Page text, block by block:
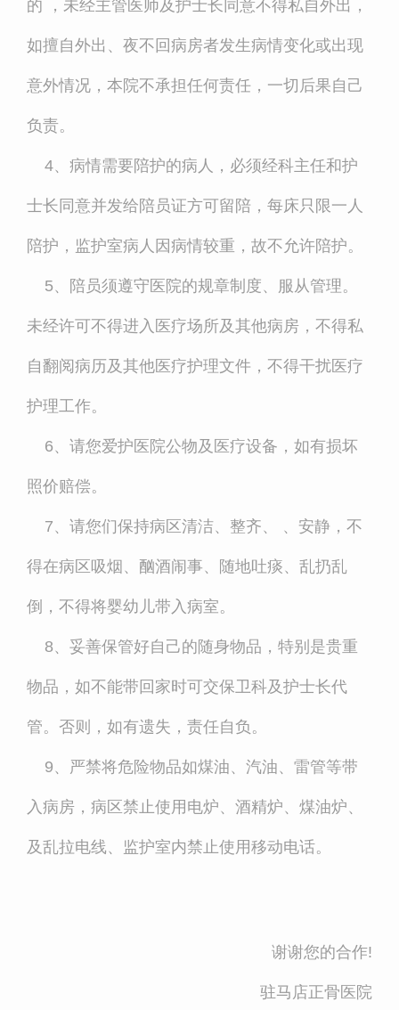
的 ，未经主管医师及护士长同意不得私自外出，
如擅自外出、夜不回病房者发生病情变化或出现
意外情况，本院不承担任何责任，一切后果自己
负责。
4、病情需要陪护的病人，必须经科主任和护
士长同意并发给陪员证方可留陪，每床只限一人
陪护，监护室病人因病情较重，故不允许陪护。
5、陪员须遵守医院的规章制度、服从管理。
未经许可不得进入医疗场所及其他病房，不得私
自翻阅病历及其他医疗护理文件，不得干扰医疗
护理工作。
6、请您爱护医院公物及医疗设备，如有损坏
照价赔偿。
7、请您们保持病区清洁、整齐、 、安静，不
得在病区吸烟、酗酒闹事、随地吐痰、乱扔乱
倒，不得将婴幼儿带入病室。
8、妥善保管好自己的随身物品，特别是贵重
物品，如不能带回家时可交保卫科及护士长代
管。否则，如有遗失，责任自负。
9、严禁将危险物品如煤油、汽油、雷管等带
入病房，病区禁止使用电炉、酒精炉、煤油炉、
及乱拉电线、监护室内禁止使用移动电话。
谢谢您的合作!
驻马店正骨医院